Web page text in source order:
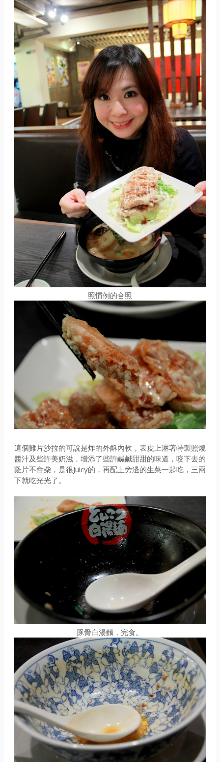
照慣例的合照
這個雞片沙拉的可說是炸的外酥內軟，表皮上淋著特製照燒
醬汁及些許美奶滋，增添了些許鹹鹹甜甜的味道，咬下去的
雞片不會柴，是很Juicy的，再配上旁邊的生菜一起吃，三兩
下就吃光光了。
豚骨白湯麵，完食。